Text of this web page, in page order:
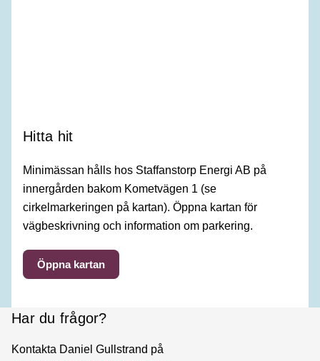
Hitta hit
Minimässan hålls hos Staffanstorp Energi AB på
innergården bakom Kometvägen 1 (se
cirkelmarkeringen på kartan). Öppna kartan för
vägbeskrivning och information om parkering.
Öppna kartan
Har du frågor?
Kontakta Daniel Gullstrand på